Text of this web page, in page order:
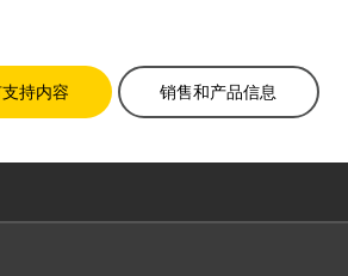
持内容 销售和产品信息